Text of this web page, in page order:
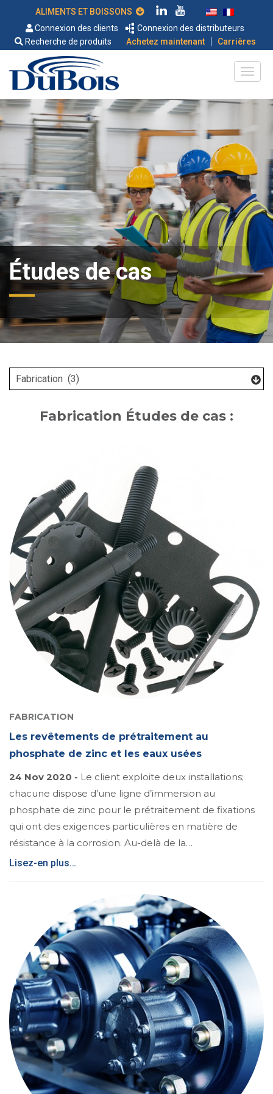
Connexion des clients
Connexion des distributeurs
Recherche de produits
Achetez maintenant | Carrières
Études de cas
Fabrication Études de cas :
FABRICATION
Les revêtements de prétraitement au
phosphate de zinc et les eaux usées
24 Nov 2020 - Le client exploite deux installations;
chacune dispose d’une ligne d’immersion au
phosphate de zinc pour le prétraitement de fixations
qui ont des exigences particulières en matière de
résistance à la corrosion. Au-delà de la…
Lisez-en plus…